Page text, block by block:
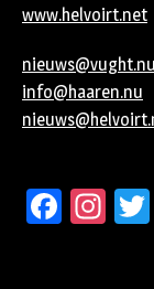
www.helvoirt.net
nieuws@vught.nu
info@haaren.nu